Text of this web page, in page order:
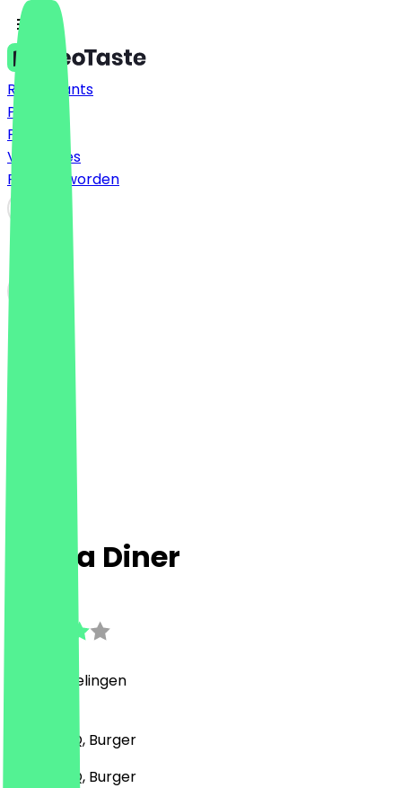
Restaurants
Prijzen
FAQ
Vacatures
Partner worden
Du’aa Diner
Beoordelingen
Grill & BBQ, Burger
Grill & BBQ, Burger